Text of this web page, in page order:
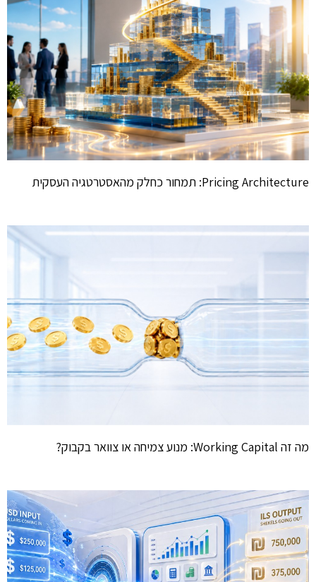
Pricing Architecture: תמחור כחלק מהאסטרטגיה העסקית
מה זה Working Capital: מנוע צמיחה או צוואר בקבוק?